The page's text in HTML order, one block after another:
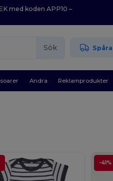
med koden APP10 –
Sök
Andra Reklamprodukter
-41%